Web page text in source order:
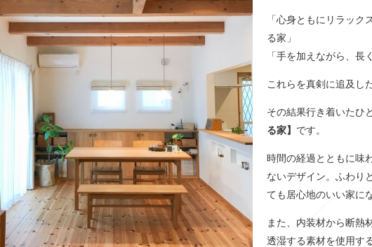
「心身ともにリラッ
る家」
「手を加えながら、長
これらを真剣に追及し
その結果行き着いたひ
る家】 です。
時間の経過とともに味
ないデザイン。ふわり
ても居心地のいい家に
また、内装材から断熱
透湿する素材を使用す